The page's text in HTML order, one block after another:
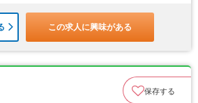
この求人に興味がある
保存する